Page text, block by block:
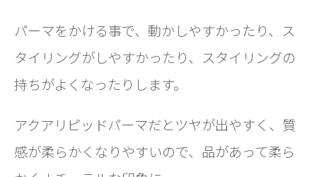
パーマをかける事で、動かしやすかったり、ス
タイリングがしやすかったり、スタイリングの
持ちがよくなったりします。
アクアリピッドパーマだとツヤが出やすく、質
感が柔らかくなりやすいので、品があって柔ら